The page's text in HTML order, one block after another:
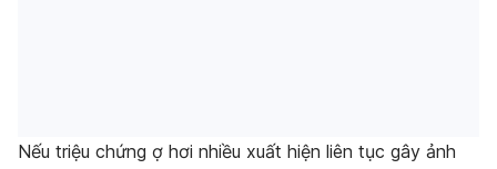
Nếu triệu chứng ợ hơi nhiều xuất hiện liên tục gây ảnh